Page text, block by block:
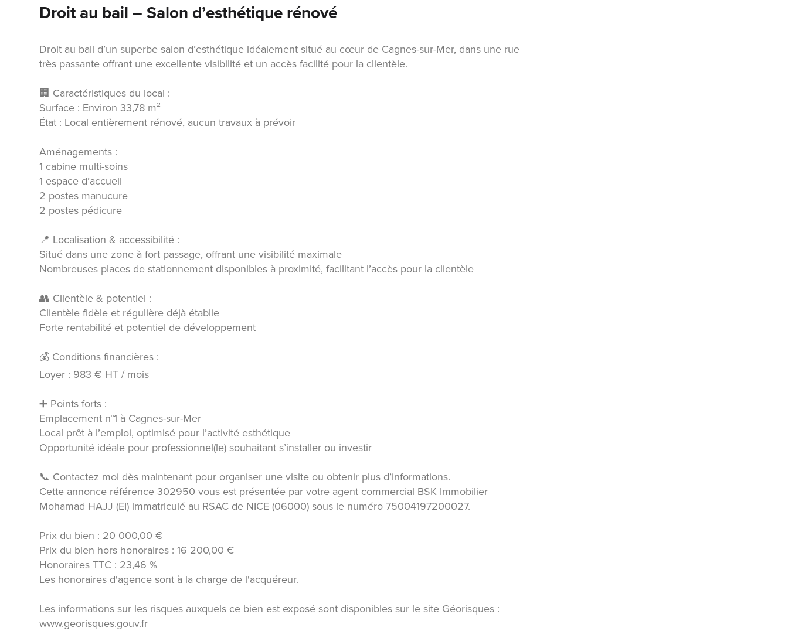
Droit au bail – Salon d’esthétique rénové
Droit au bail d’un superbe salon d’esthétique idéalement situé au cœur de Cagnes-sur-Mer, dans une rue
très passante offrant une excellente visibilité et un accès facilité pour la clientèle.
🏢 Caractéristiques du local :
Surface : Environ 33,78 m²
État : Local entièrement rénové, aucun travaux à prévoir
Aménagements :
1 cabine multi-soins
1 espace d’accueil
2 postes manucure
2 postes pédicure
📍 Localisation & accessibilité :
Situé dans une zone à fort passage, offrant une visibilité maximale
Nombreuses places de stationnement disponibles à proximité, facilitant l’accès pour la clientèle
👥 Clientèle & potentiel :
Clientèle fidèle et régulière déjà établie
Forte rentabilité et potentiel de développement
💰 Conditions financières :
Loyer : 983 € HT / mois
➕ Points forts :
Emplacement n°1 à Cagnes-sur-Mer
Local prêt à l’emploi, optimisé pour l’activité esthétique
Opportunité idéale pour professionnel(le) souhaitant s’installer ou investir
📞 Contactez moi dès maintenant pour organiser une visite ou obtenir plus d’informations.
Cette annonce référence 302950 vous est présentée par votre agent commercial BSK Immobilier
Mohamad HAJJ (EI) immatriculé au RSAC de NICE (06000) sous le numéro 75004197200027.
Prix du bien : 20 000,00 €
Prix du bien hors honoraires : 16 200,00 €
Honoraires TTC : 23,46 %
Les honoraires d'agence sont à la charge de l'acquéreur.
Les informations sur les risques auxquels ce bien est exposé sont disponibles sur le site Géorisques :
www.georisques.gouv.fr